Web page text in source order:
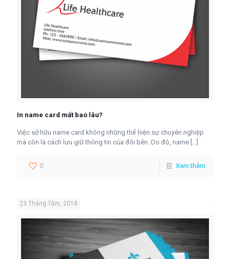
In name card mất bao lâu?
Việc sở hữu name card không những thể hiện sự chuyên nghiệp
mà còn là cách lưu giữ thông tin của đôi bên. Do đó, name […]
0 Xem thêm
23 Tháng Tám, 2018